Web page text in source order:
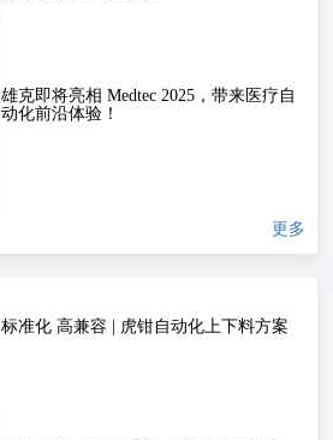
雄克即将亮相 Medtec 2025，带来医疗自
动化前沿体验！
更多
标准化 高兼容 | 虎钳自动化上下料方案